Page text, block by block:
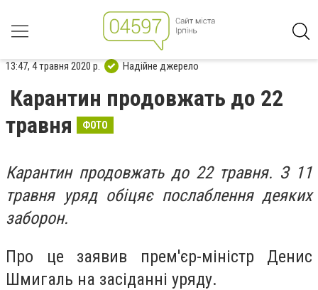
13:47, 4 травня 2020 р. Надійне джерело
Карантин продовжать до 22
травня
ФОТО
Карантин продовжать до 22 травня. З 11
травня уряд обіцяє послаблення деяких
заборон.
Про це заявив прем'єр-міністр Денис
Шмигаль на засіданні уряду.